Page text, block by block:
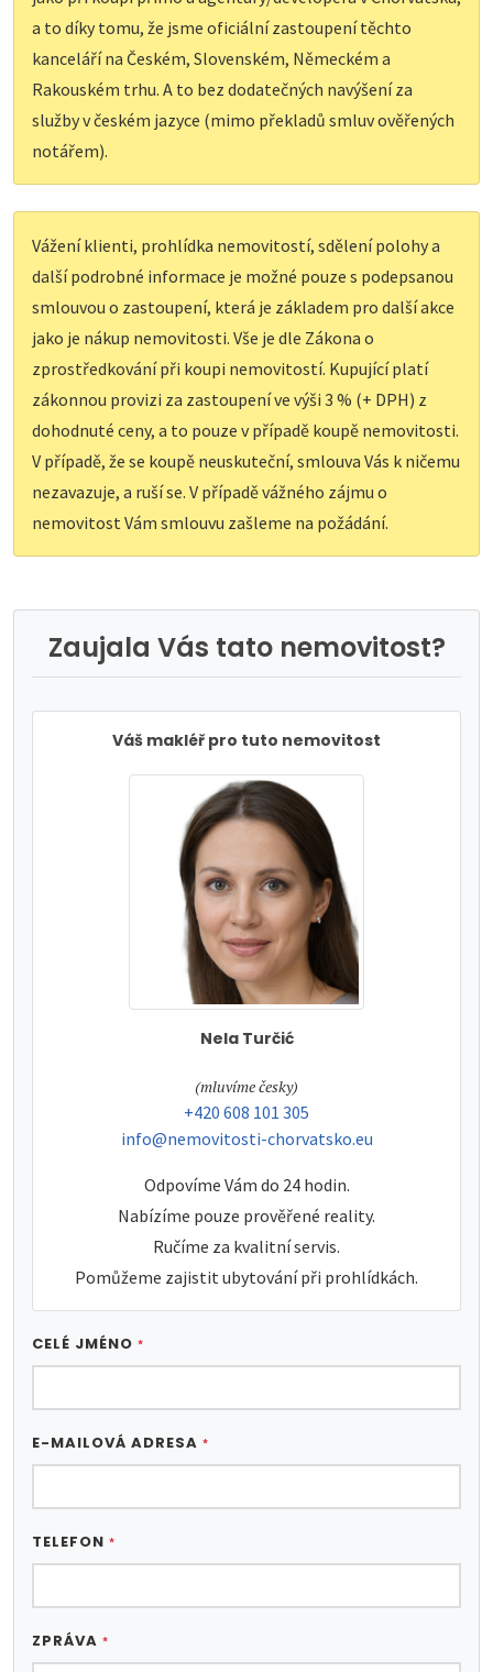
a to díky tomu, že jsme oficiální zastoupení těchto
kanceláří na Českém, Slovenském, Německém a
Rakouském trhu. A to bez dodatečných navýšení za
služby v českém jazyce (mimo překladů smluv ověřených
notářem).
Vážení klienti, prohlídka nemovitostí, sdělení polohy a
další podrobné informace je možné pouze s podepsanou
smlouvou o zastoupení, která je základem pro další akce
jako je nákup nemovitosti. Vše je dle Zákona o
zprostředkování při koupi nemovitostí. Kupující platí
zákonnou provizi za zastoupení ve výši 3 % (+ DPH) z
dohodnuté ceny, a to pouze v případě koupě nemovitosti.
V případě, že se koupě neuskuteční, smlouva Vás k ničemu
nezavazuje, a ruší se. V případě vážného zájmu o
nemovitost Vám smlouvu zašleme na požádání.
Zaujala Vás tato nemovitost?
Váš makléř pro tuto nemovitost
Nela Turčić
tel:
(mluvíme česky)
tel:
+420 608 101 305
e-mail:
info@nemovitosti-chorvatsko.eu
Odpovíme Vám do 24 hodin.
Nabízíme pouze prověřené reality.
Ručíme za kvalitní servis.
Pomůžeme zajistit ubytování při prohlídkách.
CELÉ JMÉNO *
E-MAILOVÁ ADRESA *
TELEFON *
ZPRÁVA *